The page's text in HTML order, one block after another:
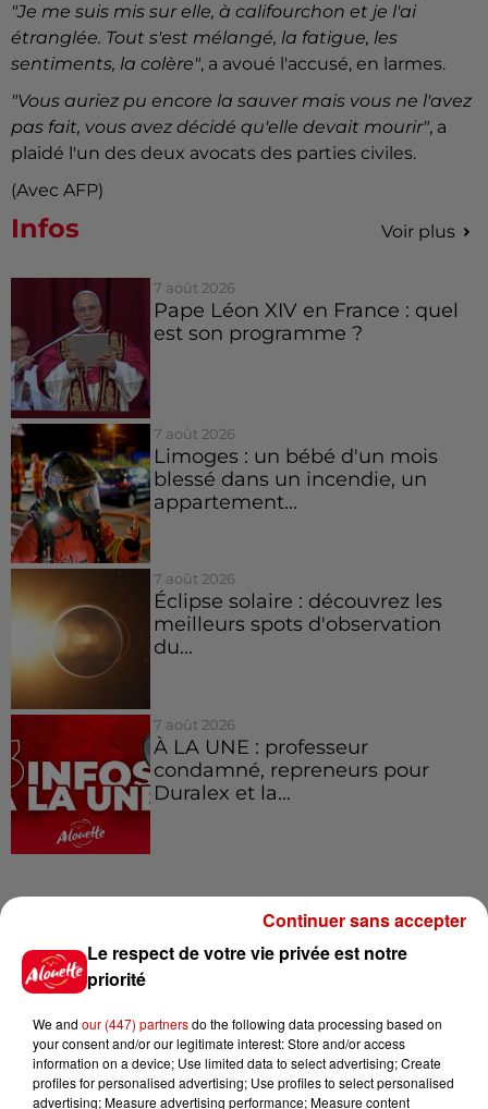
"Je me suis mis sur elle, à califourchon et je l'ai
étranglée. Tout s'est mélangé, la fatigue, les
sentiments, la colère", a avoué l'accusé, en larmes.
"Vous auriez pu encore la sauver mais vous ne l'avez
pas fait, vous avez décidé qu'elle devait mourir", a
plaidé l'un des deux avocats des parties civiles.
(Avec AFP)
Infos Voir plus
7 août 2026
Pape Léon XIV en France : quel
est son programme ?
7 août 2026
Limoges : un bébé d'un mois
blessé dans un incendie, un
appartement...
7 août 2026
Éclipse solaire : découvrez les
meilleurs spots d'observation
du...
7 août 2026
À LA UNE : professeur
condamné, repreneurs pour
Duralex et la...
Voir plus
régions !
Le respect de votre vie privée est notre
priorité
We and our (447) partnersdo the following data processing based on
your consent and/or our legitimate interest: Store and/or access
information on a device; Use limited data to select advertising; Create
profiles for personalised advertising; Use profiles to select personalised
advertising; Measure advertising performance; Measure content
Continuer sans accepter